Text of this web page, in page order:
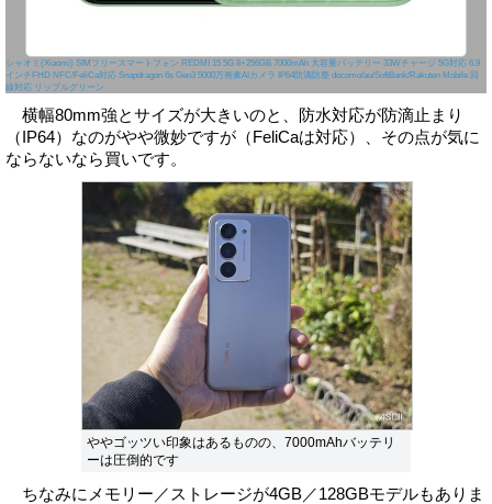
シャオミ(Xiaomi) SIMフリースマートフォン REDMI 15 5G 8+256GB 7000mAh 大容量バッテリー 33Wチャージ 5G対応 6.9
インチFHD NFC/FeliCa対応 Snapdragon 6s Gen3 5000万画素AIカメラ IP64防滴防塵 docomo/au/SoftBank/Rakuten Mobile 回
線対応 リップルグリーン
横幅80mm強とサイズが大きいのと、防水対応が防滴止まり
（IP64）なのがやや微妙ですが（FeliCaは対応）、その点が気に
ならないなら買いです。
ややゴッツい印象はあるものの、7000mAhバッテリ
ーは圧倒的です
ちなみにメモリー／ストレージが4GB／128GBモデルもありま